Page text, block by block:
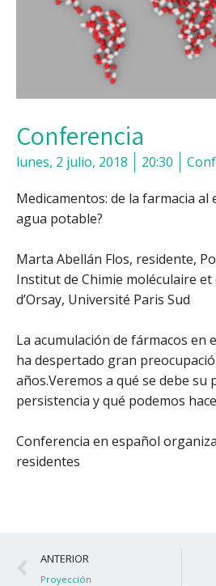
Conferencia
lunes, 2 julio, 2018 20:30
Medicamentos: de la farmacia al
agua potable?
Marta Abellán Flos, residente,
Institut de Chimie moléculaire
d’Orsay, Université Paris Sud
La acumulación de fármacos en
ha despertado gran
años.Veremos a qué se debe su
persistencia y qué podemos
Conferencia en español
residentes
Ant
ANTERIOR
Proyección